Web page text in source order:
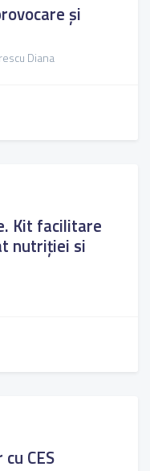
și
Diana
Kit facilitare
nutriției si
CES